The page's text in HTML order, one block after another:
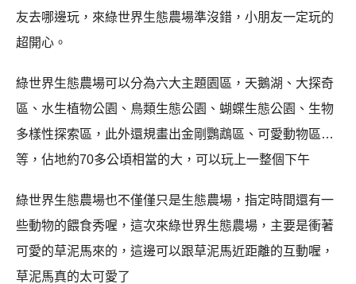
友去哪邊玩，來綠世界生態農場準沒錯，小朋友一定玩的
超開心。
綠世界生態農場可以分為六大主題園區，天鵝湖、大探奇
區、水生植物公園、鳥類生態公園、蝴蝶生態公園、生物
多樣性探索區，此外還規畫出金剛鸚鵡區、可愛動物區…
等，佔地約70多公頃相當的大，可以玩上一整個下午
綠世界生態農場也不僅僅只是生態農場，指定時間還有一
些動物的餵食秀喔，這次來綠世界生態農場，主要是衝著
可愛的草泥馬來的，這邊可以跟草泥馬近距離的互動喔，
草泥馬真的太可愛了